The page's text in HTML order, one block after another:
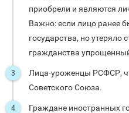
приобрели и являются
Важно: если лицо ранее
государства, но утеряло
гражданства
Лица-уроженцы РСФСР,
Советского Союза.
Граждане иностранных